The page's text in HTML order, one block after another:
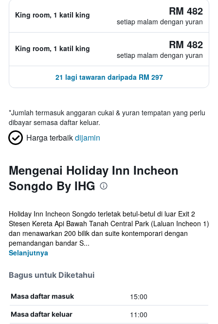
King room, 1 katil king RM 482
setiap malam dengan yuran
King room, 1 katil king RM 482
setiap malam dengan yuran
21 lagi tawaran daripada RM 297
*Jumlah termasuk anggaran cukai & yuran tempatan yang perlu
dibayar semasa daftar keluar.
Harga terbaikdijamin
Mengenai Holiday Inn Incheon
Songdo By IHG
Holiday Inn Incheon Songdo terletak betul-betul di luar Exit 2
Stesen Kereta Api Bawah Tanah Central Park (Laluan Incheon 1)
dan menawarkan 200 bilik dan suite kontemporari dengan
pemandangan bandar S...
Selanjutnya
Bagus untuk Diketahui
Masa daftar masuk 15:00
Masa daftar keluar 11:00